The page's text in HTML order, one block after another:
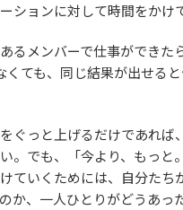
ションに対して時間をかけ
るメンバーで仕事ができた
くても、同じ結果が出せる
ぐっと上げるだけであれば
。でも、「今より、もっと
ていくためには、自分たち
か、一人ひとりがどうあっ